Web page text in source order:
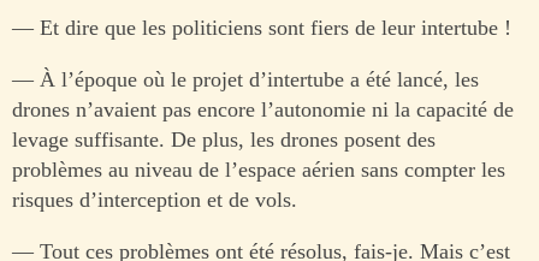
— Et dire que les politiciens sont fiers de leur intertube !
— À l’époque où le projet d’intertube a été lancé, les
drones n’avaient pas encore l’autonomie ni la capacité de
levage suffisante. De plus, les drones posent des
problèmes au niveau de l’espace aérien sans compter les
risques d’interception et de vols.
— Tout ces problèmes ont été résolus, fais-je. Mais c’est